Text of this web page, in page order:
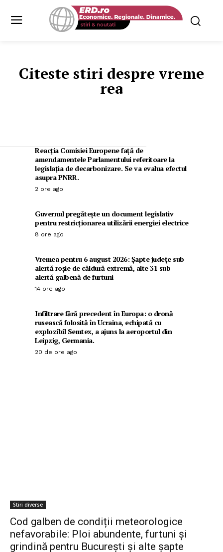
Citeste stiri despre vreme
rea
Reacția Comisiei Europene față de
amendamentele Parlamentului referitoare la
legislația de decarbonizare. Se va evalua efectul
asupra PNRR.
2 ore ago
Guvernul pregătește un document legislativ
pentru restricționarea utilizării energiei electrice
8 ore ago
Vremea pentru 6 august 2026: Șapte județe sub
alertă roșie de căldură extremă, alte 31 sub
alertă galbenă de furtuni
14 ore ago
Infiltrare fără precedent în Europa: o dronă
rusească folosită în Ucraina, echipată cu
explozibil Semtex, a ajuns la aeroportul din
Leipzig, Germania.
20 de ore ago
Stiri diverse
Cod galben de condiții meteorologice
nefavorabile: Ploi abundente, furtuni și
grindină pentru București și alte șapte